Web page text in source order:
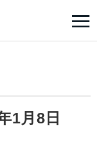
1月8日